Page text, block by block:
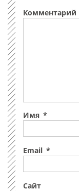
Комментарий
Имя *
Email *
Сайт